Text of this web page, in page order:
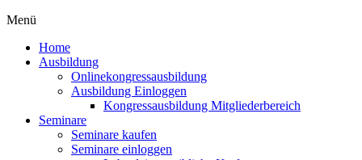
Menü
Home
Ausbildung
Onlinekongressausbildung
Ausbildung Einloggen
Kongressausbildung Mitgliederbereich
Seminare
Seminare kaufen
Seminare einloggen